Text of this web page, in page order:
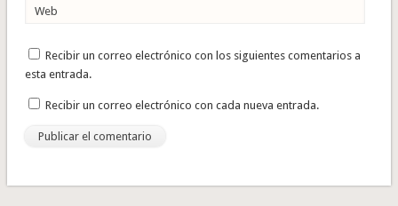
Web
Recibir un correo electrónico con los siguientes comentarios a
esta entrada.
Recibir un correo electrónico con cada nueva entrada.